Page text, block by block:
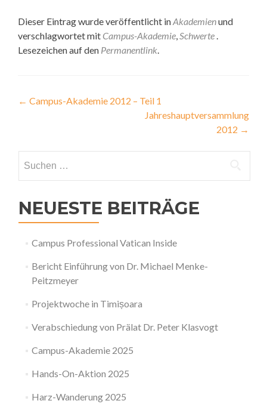
Dieser Eintrag wurde veröffentlicht inAkademienund
verschlagwortet mit Campus-Akademie,Schwerte .
Lesezeichen auf den Permanentlink.
Beitragsnavigation
← Campus-Akademie 2012 – Teil 1
Jahres­haupt­ver­sammlung
2012 →
nach:
NEUESTE BEITRÄGE
Campus Professional Vatican Inside
Bericht Einführung von Dr. Michael Menke-
Peitzmeyer
Projektwoche in Timișoara
Verabschiedung von Prälat Dr. Peter Klasvogt
Campus-Akademie 2025
Hands-On-Aktion 2025
Harz-Wanderung 2025